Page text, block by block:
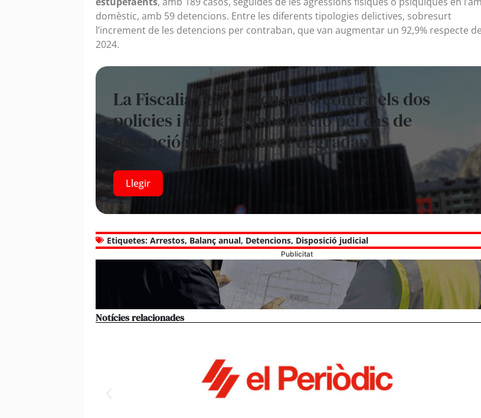
domèstic, amb 59 detencions. Entre les diferents tipologies delictives, sobresurt
l’increment de les detencions per contraban, que van augmentar un 92,9% respecte
2024.
La Fiscalia retira l’acusació contra els dos
policies i demana l’absolució pel cas de
detenció il·legal i tracte degradant
Llegir
Etiquetes: Arrestos, Balanç anual, Detencions, Disposició judicial
Publicitat
Notícies relacionades